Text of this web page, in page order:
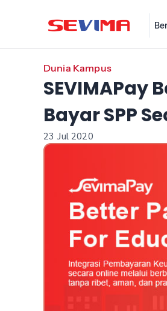
Dunia Kampus
SEVIMAPay
Bayar SPP
23 Jul 2020